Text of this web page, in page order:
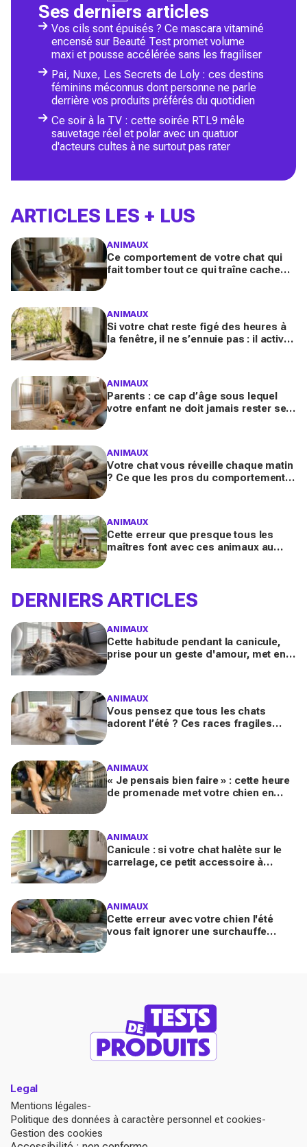
Ses derniers articles
Vos cils sont épuisés ? Ce mascara vitaminé
encensé sur Beauté Test promet volume
maxi et pousse accélérée sans les fragiliser
Pai, Nuxe, Les Secrets de Loly : ces destins
féminins méconnus dont personne ne parle
derrière vos produits préférés du quotidien
Ce soir à la TV : cette soirée RTL9 mêle
sauvetage réel et polar avec un quatuor
d'acteurs cultes à ne surtout pas rater
ARTICLES LES + LUS
ANIMAUX
Ce comportement de votre chat qui
fait tomber tout ce qui traîne cache
ANIMAUX
Si votre chat reste figé des heures à
la fenêtre, il ne s’ennuie pas : il active
ANIMAUX
Parents : ce cap d’âge sous lequel
votre enfant ne doit jamais rester seul
ANIMAUX
Votre chat vous réveille chaque matin
? Ce que les pros du comportement
ANIMAUX
Cette erreur que presque tous les
maîtres font avec ces animaux au
DERNIERS ARTICLES
ANIMAUX
Cette habitude pendant la canicule,
prise pour un geste d'amour, met en
ANIMAUX
Vous pensez que tous les chats
adorent l’été ? Ces races fragiles
ANIMAUX
« Je pensais bien faire » : cette heure
de promenade met votre chien en
ANIMAUX
Canicule : si votre chat halète sur le
carrelage, ce petit accessoire à
ANIMAUX
Cette erreur avec votre chien l'été
vous fait ignorer une surchauffe
Legal
Mentions légales
Politique des données à caractère personnel et cookies
Gestion des cookies